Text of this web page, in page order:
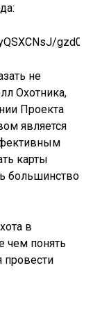
не
Охотника,
Проекта
является
карты
большинство
в
чем понять
провести